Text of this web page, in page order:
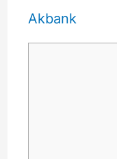
Akbank